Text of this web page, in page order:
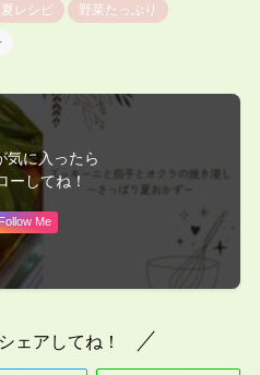
夏レシピ 野菜たっぷり
気に入ったら
ーしてね！
Me
ェアしてね！